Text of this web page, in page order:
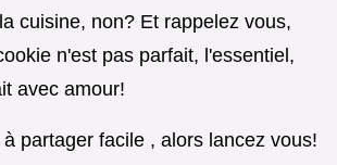
cuisine, non? Et rappelez vous,
n'est pas parfait, l'essentiel,
avec amour!
partager facile , alors lancez vous!